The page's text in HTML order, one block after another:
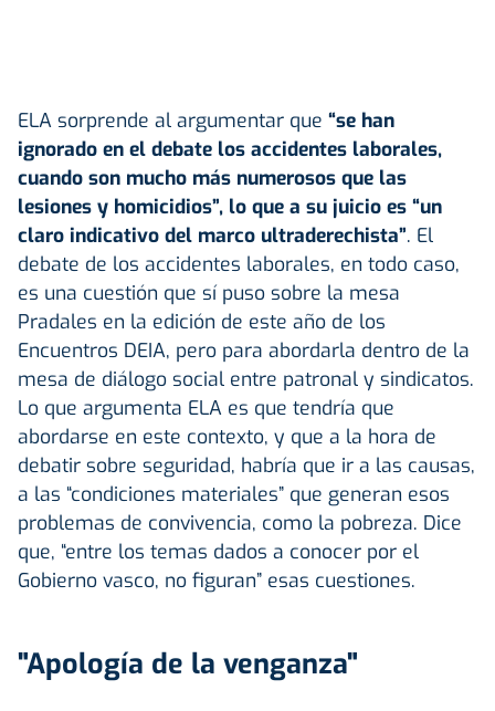
ELA sorprende al argumentar que “se han
ignorado en el debate los accidentes laborales,
cuando son mucho más numerosos que las
lesiones y homicidios”, lo que a su juicio es “un
claro indicativo del marco ultraderechista”. El
debate de los accidentes laborales, en todo caso,
es una cuestión que sí puso sobre la mesa
Pradales en la edición de este año de los
Encuentros DEIA, pero para abordarla dentro de la
mesa de diálogo social entre patronal y sindicatos.
Lo que argumenta ELA es que tendría que
abordarse en este contexto, y que a la hora de
debatir sobre seguridad, habría que ir a las causas,
a las “condiciones materiales” que generan esos
problemas de convivencia, como la pobreza. Dice
que, “entre los temas dados a conocer por el
Gobierno vasco, no figuran” esas cuestiones.
"Apología de la venganza"